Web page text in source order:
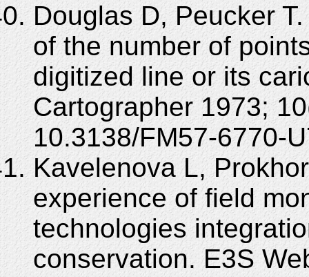
Douglas D, Peucker
of the number of
digitized line or its
Cartographer 1973;
10.3138/FM57-6770-
Kavelenova L,
experience of field
technologies
conservation. E3S